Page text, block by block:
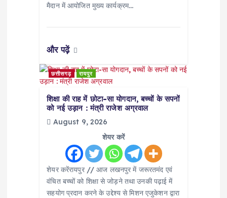
मैदान में आयोजित मुख्य कार्यक्रम…
और पढ़ें
छत्तीसगढ़ रायपुर
शिक्षा की राह में छोटा-सा योगदान, बच्चों के सपनों
को नई उड़ान : मंत्री राजेश अग्रवाल
August 9, 2026
शेयर करें
शेयर करेंरायपुर // आज लखनपुर में जरूरतमंद एवं
वंचित बच्चों को शिक्षा से जोड़ने तथा उनकी पढ़ाई में
सहयोग प्रदान करने के उद्देश्य से मिशन एजुकेशन द्वारा